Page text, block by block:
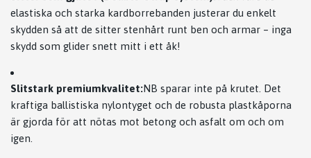
elastiska och starka kardborrebanden justerar du enkelt
skydden så att de sitter stenhårt runt ben och armar – inga
skydd som glider snett mitt i ett åk!
Slitstark premiumkvalitet:NB sparar inte på krutet. Det
kraftiga ballistiska nylontyget och de robusta plastkåporna
är gjorda för att nötas mot betong och asfalt om och om
igen.